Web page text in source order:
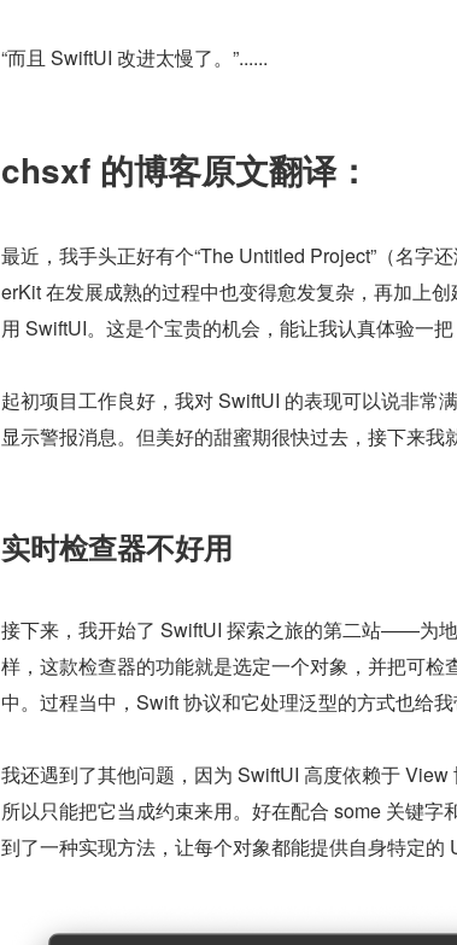
“而且 SwiftUI 改进太慢了。”......
chsxf 的博客原文翻译：
最近，我手头正好有个“The Untitled Project”（名字
erKit 在发展成熟的过程中也变得愈发复杂，再加上
用 SwiftUI。这是个宝贵的机会，能让我认真体验一把
起初项目工作良好，我对 SwiftUI 的表现可以说非常
显示警报消息。但美好的甜蜜期很快过去，接下来我
实时检查器不好用
接下来，我开始了 SwiftUI 探索之旅的第二站——为
样，这款检查器的功能就是选定一个对象，并把可
中。过程当中，Swift 协议和它处理泛型的方式也给
我还遇到了其他问题，因为 SwiftUI 高度依赖于
所以只能把它当成约束来用。好在配合 some 关键
到了一种实现方法，让每个对象都能提供自身特定的